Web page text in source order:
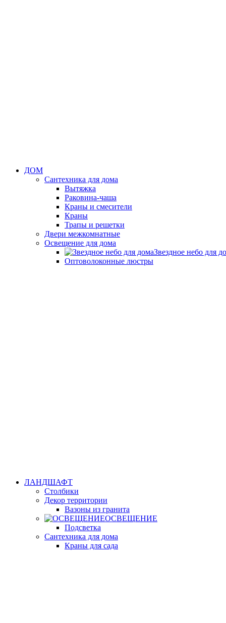
ДОМ
Сантехника для дома
Вытяжка
Раковина-чаша
Краны и смесители
Краны
Трапы и решетки
Двери межкомнатные
Освещение для дома
Звездное небо для
Оптоволоконные люстры
ЛАНДШАФТ
Столбики
Декор территории
Вазоны из гранита
ОСВЕЩЕНИЕ
Подсветка
Сантехника для дома
Краны для сада